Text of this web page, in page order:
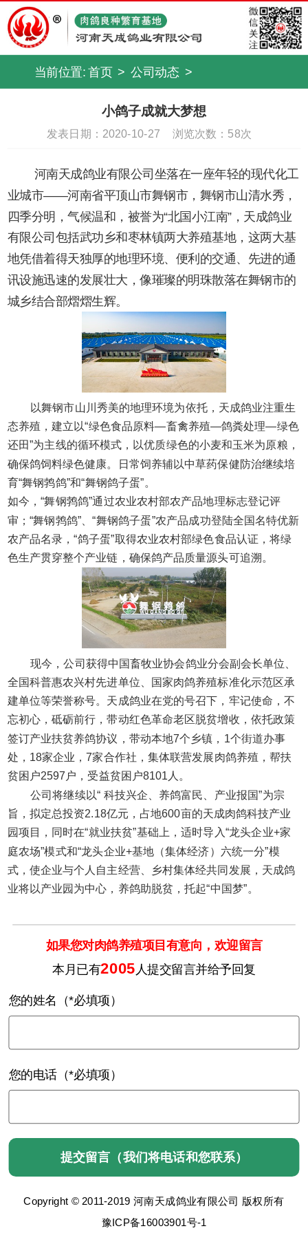
当前位置: 首页 > 公司动态 >
小鸽子成就大梦想
发表日期：2020-10-27 浏览次数： 58次
河南天成鸽业有限公司坐落在一座年轻的现代化工
业城市——河南省平顶山市舞钢市，舞钢市山清水秀，
四季分明，气候温和，被誉为“北国小江南”，天成鸽业
有限公司包括武功乡和枣林镇两大养殖基地，这两大基
地凭借着得天独厚的地理环境、便利的交通、先进的通
讯设施迅速的发展壮大，像璀璨的明珠散落在舞钢市的
城乡结合部熠熠生辉。
以舞钢市山川秀美的地理环境为依托，天成鸽业注重生
态养殖，建立以“绿色食品原料—畜禽养殖—鸽粪处理—绿色
还田”为主线的循环模式，以优质绿色的小麦和玉米为原粮，
确保鸽饲料绿色健康。日常饲养辅以中草药保健防治继续培
育“舞钢鹁鸽”和“舞钢鸽子蛋”。
如今，“舞钢鹁鸽”通过农业农村部农产品地理标志登记评
审；“舞钢鹁鸽”、“舞钢鸽子蛋”农产品成功登陆全国名特优新
农产品名录，“鸽子蛋”取得农业农村部绿色食品认证，将绿
色生产贯穿整个产业链，确保鸽产品质量源头可追溯。
现今，公司获得中国畜牧业协会鸽业分会副会长单位、
全国科普惠农兴村先进单位、国家肉鸽养殖标准化示范区承
建单位等荣誉称号。天成鸽业在党的号召下，牢记使命，不
忘初心，砥砺前行，带动红色革命老区脱贫增收，依托政策
签订产业扶贫养鸽协议，带动本地7个乡镇，1个街道办事
处，18家企业，7家合作社，集体联营发展肉鸽养殖，帮扶
贫困户2597户，受益贫困户8101人。
公司将继续以“ 科技兴企、养鸽富民、产业报国”为宗
旨，拟定总投资2.18亿元，占地600亩的天成肉鸽科技产业
园项目，同时在“就业扶贫”基础上，适时导入“龙头企业+家
庭农场”模式和“龙头企业+基地（集体经济）六统一分”模
式，使企业与个人自主经营、乡村集体经共同发展，天成鸽
业将以产业园为中心，养鸽助脱贫，托起“中国梦”。
如果您对肉鸽养殖项目有意向，欢迎留言
本月已有2005 人提交留言并给予回复
您的姓名（*必填项）
您的电话（*必填项）
Copyright © 2011-2019 河南天成鸽业有限公司 版权所有
豫ICP备16003901号-1